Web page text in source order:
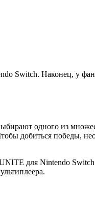
Switch. Наконец, у
одного из
добиться победы,
для Nintendo